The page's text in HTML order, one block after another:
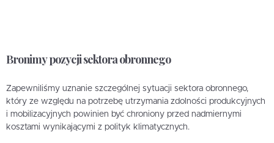
Bronimy pozycji sektora obronnego
Zapewniliśmy uznanie szczególnej sytuacji sektora obronnego,
który ze względu na potrzebę utrzymania zdolności produkcyjnych
i mobilizacyjnych powinien być chroniony przed nadmiernymi
kosztami wynikającymi z polityk klimatycznych.